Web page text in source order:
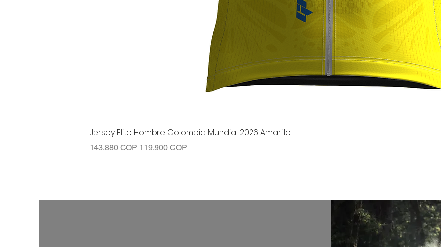
Jersey Elite Hombre Colombia Mundial 2026 Amarillo
Precio
143.880 COP Precio de oferta
119.900 COP